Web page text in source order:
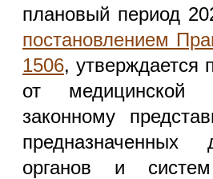
плановый период
постановлением
1506, утверждается
от медицинской
законному
органов и